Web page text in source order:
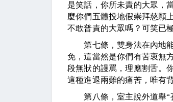
是笑話，你所未責的大眾，
麼你們五體投地假崇拜慈願
不敢普責的大眾嗎？可笑已
第七條，雙身法在內地能
免，這當然是你們有苦衷無
段無狀的謾罵，理應割舌。
這種進退兩難的痛苦，唯有
第八條，室主說外道舉“